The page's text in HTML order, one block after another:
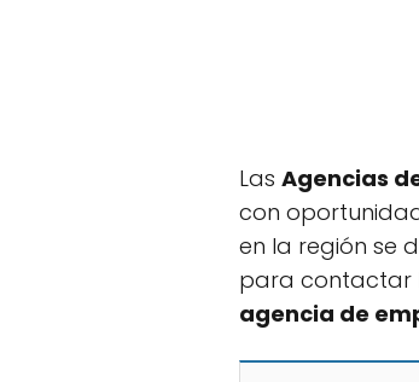
Las Agencias
con
en la región se
para contactar
agencia de